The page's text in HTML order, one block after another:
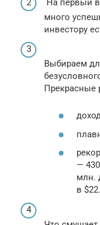
На первый
много
инвестору
Выбираем
Прекрасные
—
млн.
в